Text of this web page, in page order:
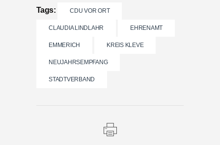
Tags: CDU VOR ORT
CLAUDIA LINDLAHR EHRENAMT
EMMERICH KREIS KLEVE
NEUJAHRSEMPFANG
STADTVERBAND